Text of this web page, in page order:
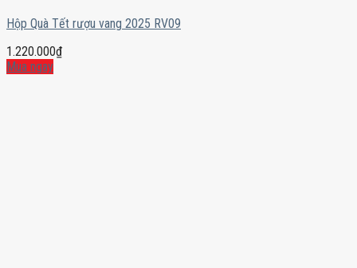
Hộp Quà Tết rượu vang 2025 RV09
1.220.000₫
Mua ngay